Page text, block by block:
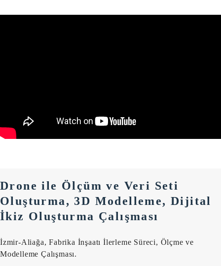
Drone ile Ölçüm ve Veri Seti
Oluşturma, 3D Modelleme, Dijital
İkiz Oluşturma Çalışması
İzmir-Aliağa, Fabrika İnşaatı İlerleme Süreci, Ölçme ve
Modelleme Çalışması.